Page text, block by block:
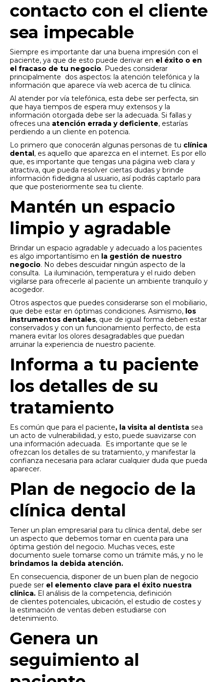
contacto con el cliente
sea impecable
Siempre es importante dar una buena impresión con el
paciente, ya que de esto puede derivar en el éxito o en
el fracaso de tu negocio. Puedes considerar
principalmente dos aspectos: la atención telefónica y la
información que aparece vía web acerca de tu clínica.
Al atender por vía telefónica, esta debe ser perfecta, sin
que haya tiempos de espera muy extensos y la
información otorgada debe ser la adecuada. Si fallas y
ofreces una atención errada y deficiente, estarías
perdiendo a un cliente en potencia.
Lo primero que conocerán algunas personas de tu clínica
dental, es aquello que aparezca en el internet. Es por ello
que, es importante que tengas una página web clara y
atractiva, que pueda resolver ciertas dudas y brinde
información fidedigna al usuario, así podrás captarlo para
que que posteriormente sea tu cliente.
Mantén un espacio
limpio y agradable
Brindar un espacio agradable y adecuado a los pacientes
es algo importantísimo en la gestión de nuestro
negocio. No debes descuidar ningún aspecto de la
consulta. La iluminación, temperatura y el ruido deben
vigilarse para ofrecerle al paciente un ambiente tranquilo y
acogedor.
Otros aspectos que puedes considerarse son el mobiliario,
que debe estar en óptimas condiciones. Asimismo, los
instrumentos dentales, que de igual forma deben estar
conservados y con un funcionamiento perfecto, de esta
manera evitar los olores desagradables que puedan
arruinar la experiencia de nuestro paciente.
Informa a tu paciente
los detalles de su
tratamiento
Es común que para el paciente, la visita al dentista sea
un acto de vulnerabilidad, y esto, puede suavizarse con
una información adecuada. Es importante que se le
ofrezcan los detalles de su tratamiento, y manifestar la
confianza necesaria para aclarar cualquier duda que pueda
aparecer.
Plan de negocio de la
clínica dental
Tener un plan empresarial para tu clínica dental, debe ser
un aspecto que debemos tomar en cuenta para una
óptima gestión del negocio. Muchas veces, este
documento suele tomarse como un trámite más, y no le
brindamos la debida atención.
En consecuencia, disponer de un buen plan de negocio
puede ser el elemento clave para el éxito nuestra
clínica. El análisis de la competencia, definición
de clientes potenciales, ubicación, el estudio de costes y
la estimación de ventas deben estudiarse con
detenimiento.
Genera un
seguimiento al